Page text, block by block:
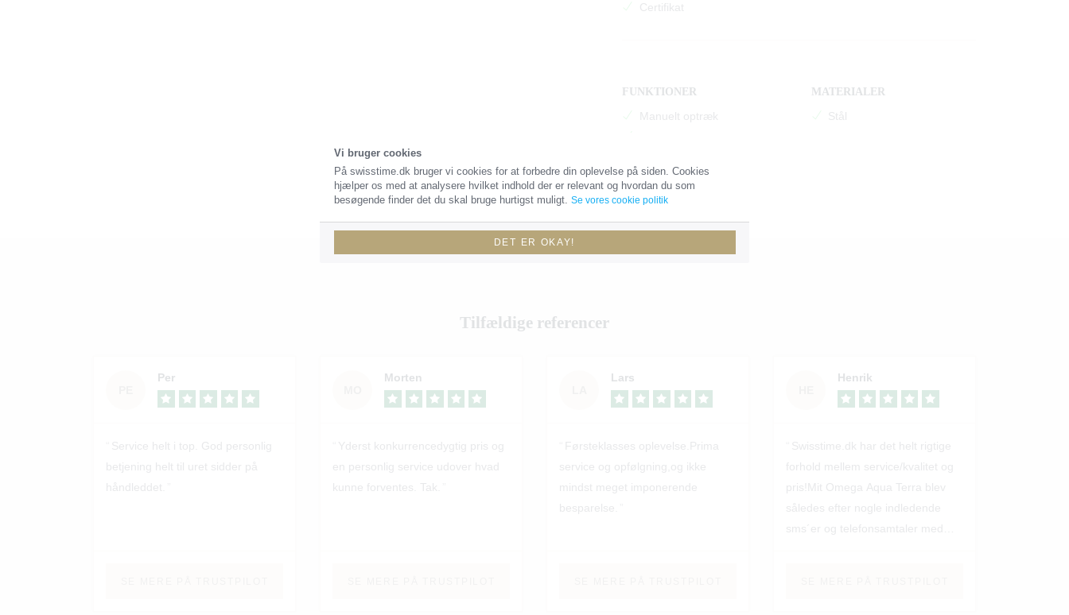
Certifikat
FUNKTIONER
Manuelt optræk
MATERIALER
Stål
Tilfældige referencer
Per
Service helt i top. God personlig
betjening helt til uret sidder på
håndleddet.
Morten
Yderst konkurrencedygtig pris og
en personlig service udover hvad
kunne forventes. Tak.
Lars
Førsteklasses oplevelse.Prima
service og opfølgning,og ikke
mindst meget imponerende
besparelse.
Henrik
Swisstime.dk har det helt rigtige
forhold mellem service/kvalitet og
pris!Mit Omega Aqua Terra blev
således efter nogle indledende
sms´er og telefonsamtaler med
Vi bruger cookies
På swisstime.dk bruger vi cookies for at forbedre din oplevelse på siden. Cookies
hjælper os med at analysere hvilket indhold der er relevant og hvordan du som
besøgende finder det du skal bruge hurtigst muligt. Se vores cookie politik
DET ER OKAY!